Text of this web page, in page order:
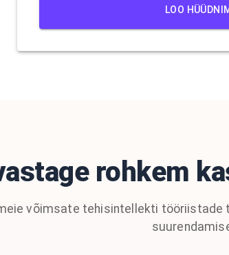
LOO
rohkem
võimsate tehisintellekti tööriistade